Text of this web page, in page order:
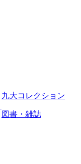
九大コレクション
図書・雑誌